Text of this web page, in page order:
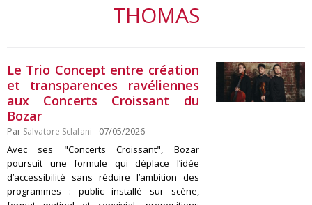
THOMAS
Le Trio Concept entre création
et transparences ravéliennes
aux Concerts Croissant du
Bozar
Par Salvatore Sclafani - 07/05/2026
Avec ses "Concerts Croissant", Bozar
poursuit une formule qui déplace l’idée
d’accessibilité sans réduire l’ambition des
programmes : public installé sur scène,